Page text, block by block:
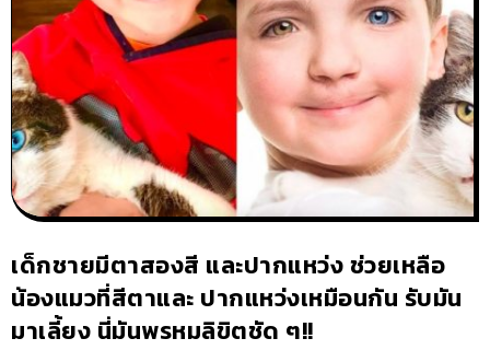
เด็กชายมีตาสองสี และปากแหว่ง ช่วยเหลือ
น้องแมวที่สีตาและ ปากแหว่งเหมือนกัน รับมัน
มาเลี้ยง นี่มันพรหมลิขิตชัด ๆ!!